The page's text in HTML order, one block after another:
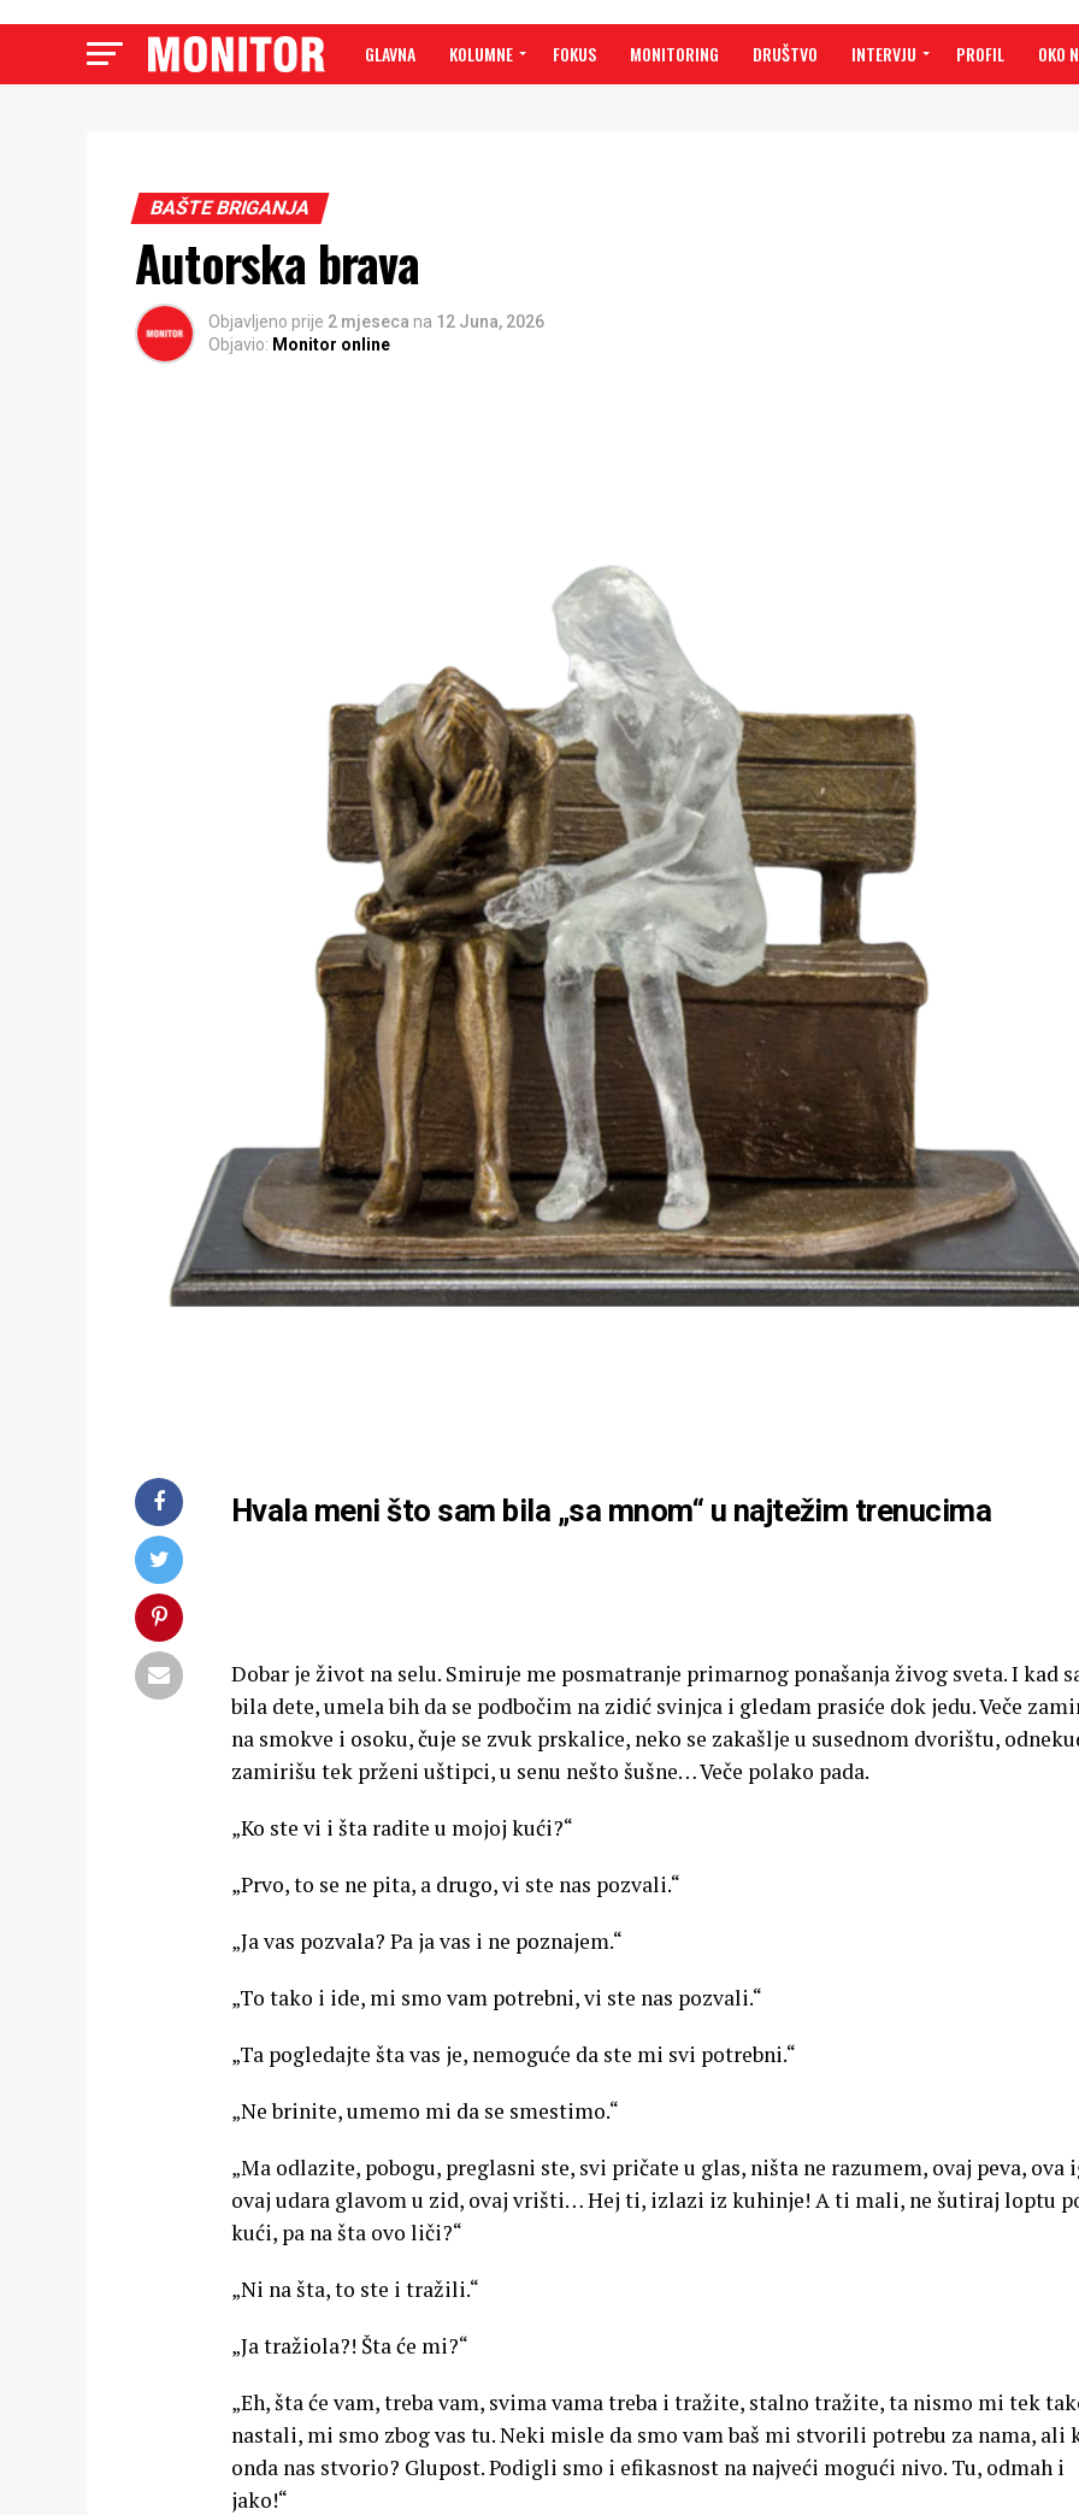
GLAVNA KOLUMNE FOKUS MONITORING DRUŠTVO INTERVJU PROFIL OKO
BAŠTE BRIGANJA
Autorska brava
Objavljeno prije 2 mjeseca na 12 Juna, 2026
Objavio: Monitor online
Hvala meni što sam bila „sa mnom“ u najtežim trenucima
Dobar je život na selu. Smiruje me posmatranje primarnog ponašanja živog sveta. I kad
bila dete, umela bih da se podbočim na zidić svinjca i gledam prasiće dok jedu. Veče
na smokve i osoku, čuje se zvuk prskalice, neko se zakašlje u susednom dvorištu,
zamirišu tek prženi uštipci, u senu nešto šušne… Veče polako pada.
„Ko ste vi i šta radite u mojoj kući?“
„Prvo, to se ne pita, a drugo, vi ste nas pozvali.“
„Ja vas pozvala? Pa ja vas i ne poznajem.“
„To tako i ide, mi smo vam potrebni, vi ste nas pozvali.“
„Ta pogledajte šta vas je, nemoguće da ste mi svi potrebni.“
„Ne brinite, umemo mi da se smestimo.“
„Ma odlazite, pobogu, preglasni ste, svi pričate u glas, ništa ne razumem, ovaj peva, ova
ovaj udara glavom u zid, ovaj vrišti… Hej ti, izlazi iz kuhinje! A ti mali, ne šutiraj loptu
kući, pa na šta ovo liči?“
„Ni na šta, to ste i tražili.“
„Ja tražiola?! Šta će mi?“
„Eh, šta će vam, treba vam, svima vama treba i tražite, stalno tražite, ta nismo mi tek
nastali, mi smo zbog vas tu. Neki misle da smo vam baš mi stvorili potrebu za nama, ali
onda nas stvorio? Glupost. Podigli smo i efikasnost na najveći mogući nivo. Tu, odmah i
jako!“